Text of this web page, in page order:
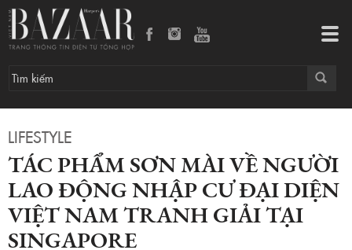
LIFESTYLE
TÁC PHẨM SƠN MÀI VỀ NGƯỜI
LAO ĐỘNG NHẬP CƯ ĐẠI DIỆN
VIỆT NAM TRANH GIẢI TẠI
SINGAPORE